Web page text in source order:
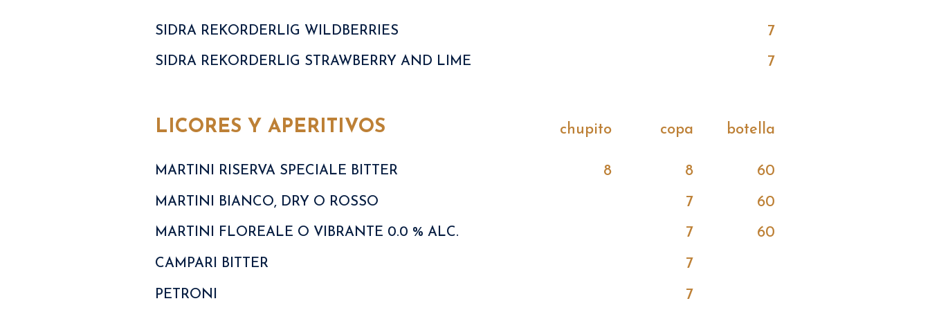
SIDRA REKORDERLIG WILDBERRIES 7
SIDRA REKORDERLIG STRAWBERRY AND LIME 7
LICORES Y APERITIVOS chupito copa botella
MARTINI RISERVA SPECIALE BITTER 8 8 60
MARTINI BIANCO, DRY O ROSSO 7 60
MARTINI FLOREALE O VIBRANTE 0.0 % ALC. 7 60
CAMPARI BITTER 7
PETRONI 7